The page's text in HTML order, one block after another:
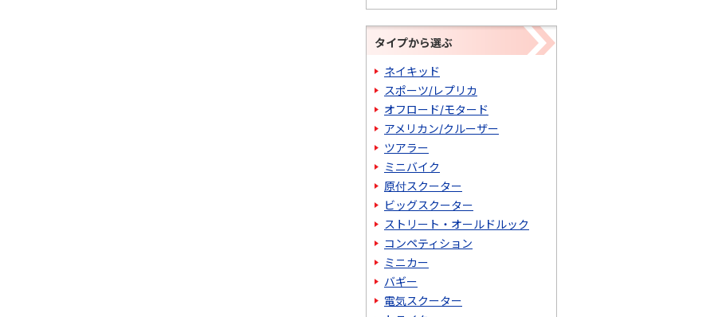
タイプから選ぶ
ネイキッド
スポーツ/レプリカ
オフロード/モタード
アメリカン/クルーザー
ツアラー
ミニバイク
原付スクーター
ビッグスクーター
ストリート・オールドルック
コンペティション
ミニカー
バギー
電気スクーター